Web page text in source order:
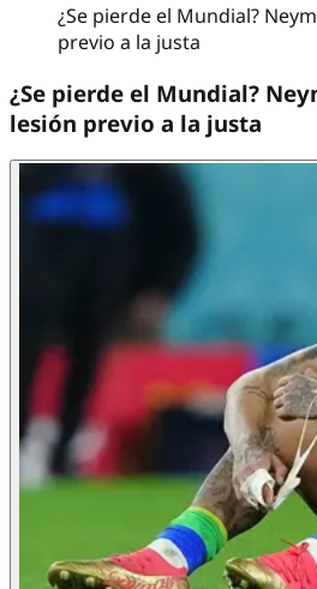
¿Se pierde el Mundial?
previo a la justa
¿Se pierde el Mundial?
lesión previo a la justa